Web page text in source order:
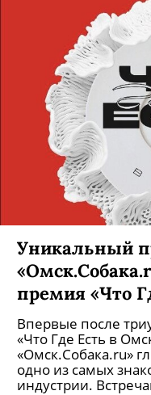
Уникальный
премия «Что
Впервые после
«Что Где Есть в
«Омск.Собака.ru»
одно из самых
индустрии.